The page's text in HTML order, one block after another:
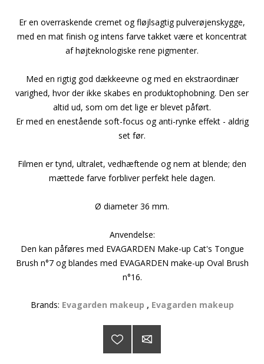
Er en overraskende cremet og fløjlsagtig pulverøjenskygge,
med en mat finish og intens farve takket være et koncentrat
af højteknologiske rene pigmenter.
Med en rigtig god dækkeevne og med en ekstraordinær
varighed, hvor der ikke skabes en produktophobning. Den ser
altid ud, som om det lige er blevet påført.
Er med en enestående soft-focus og anti-rynke effekt - aldrig
set før.
Filmen er tynd, ultralet, vedhæftende og nem at blende; den
mættede farve forbliver perfekt hele dagen.
Ø diameter 36 mm.
Anvendelse:
Den kan påføres med EVAGARDEN Make-up Cat's Tongue
Brush n°7 og blandes med EVAGARDEN make-up Oval Brush
n°16.
Brands: Evagarden makeup , Evagarden makeup